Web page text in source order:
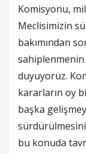
Komisyonu,
Meclisimizin
bakımından
duyuyoruz.
kararların oy
başka
bu konuda